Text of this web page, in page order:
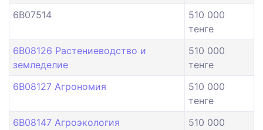
6B07514
510 000
тенге
6B08126 Растениеводство и
земледелие
510 000
тенге
6B08127 Агрономия
510 000
тенге
6B08147 Агроэкология
510 000